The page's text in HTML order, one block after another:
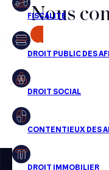
Fiscalité
Droit public des affaires
Droit social
Droit immobilier
Restructuring
nos
jour
Aucun résultats pour cette
Nous